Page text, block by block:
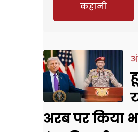
कहानी
अरब पर किया